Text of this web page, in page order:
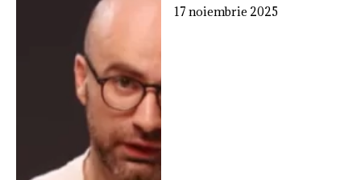
17 noiembrie 2025